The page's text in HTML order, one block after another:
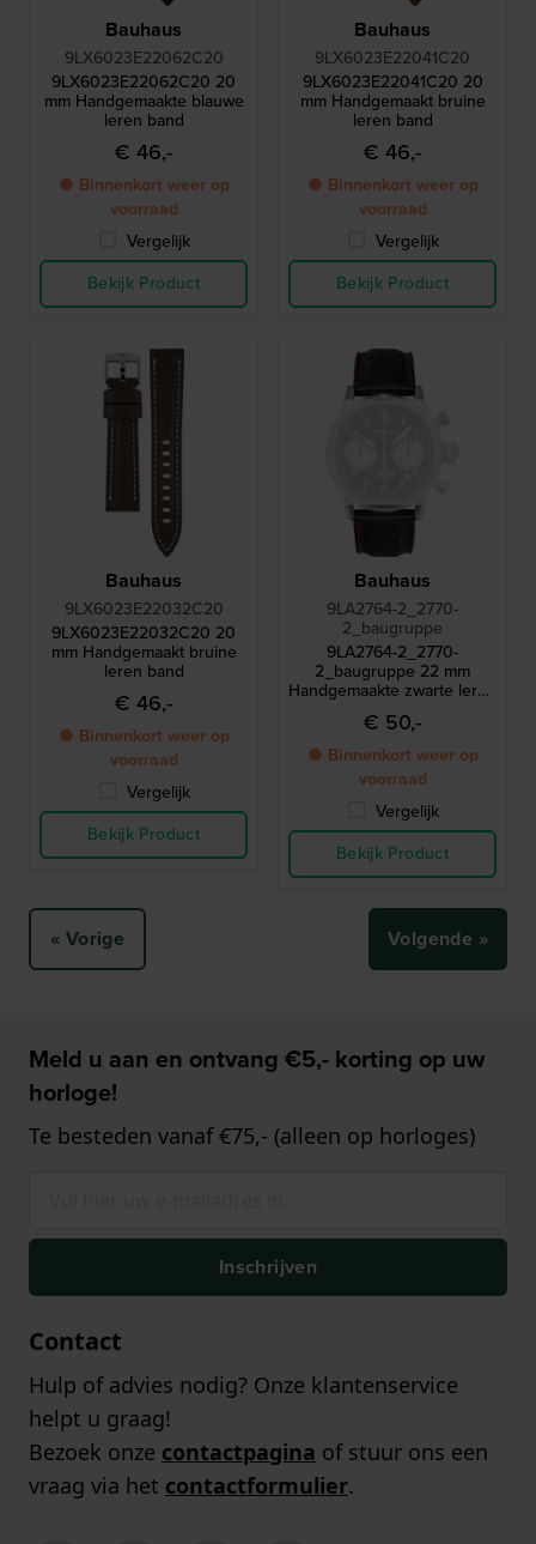
Bauhaus
9LX6023E22062C20
9LX6023E22062C20 20
mm Handgemaakte blauwe
leren band
€ 46,-
● Binnenkort weer op
voorraad
Vergelijk
Bekijk Product
Bauhaus
9LX6023E22041C20
9LX6023E22041C20 20
mm Handgemaakt bruine
leren band
€ 46,-
● Binnenkort weer op
voorraad
Vergelijk
Bekijk Product
Bauhaus
9LX6023E22032C20
9LX6023E22032C20 20
mm Handgemaakt bruine
leren band
€ 46,-
● Binnenkort weer op
voorraad
Vergelijk
Bekijk Product
Bauhaus
9LA2764-2_2770-
2_baugruppe
9LA2764-2_2770-
2_baugruppe 22 mm
Handgemaakte zwarte leren
band
€ 50,-
● Binnenkort weer op
voorraad
Vergelijk
Bekijk Product
« Vorige Volgende »
Meld u aan en ontvang €5,- korting op uw
horloge!
Te besteden vanaf €75,- (alleen op horloges)
Inschrijven
Contact
Hulp of advies nodig? Onze klantenservice
helpt u graag!
Bezoek onze contactpagina of stuur ons een
vraag via het contactformulier.